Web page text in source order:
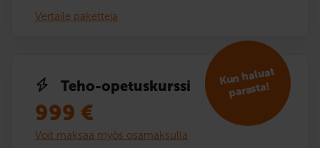
Vertaile paketteja
Teho-opetuskurssi Kun haluat
parasta!
999 €
Voit maksaa myös osamaksulla